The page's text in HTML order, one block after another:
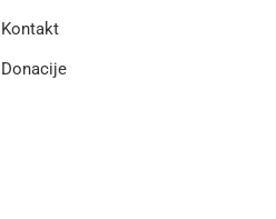
Kontakt
Donacije